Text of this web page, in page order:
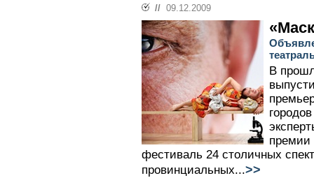
// 09.12.2009
В
премии
фестиваль 24 столичных
провинциальных...>>